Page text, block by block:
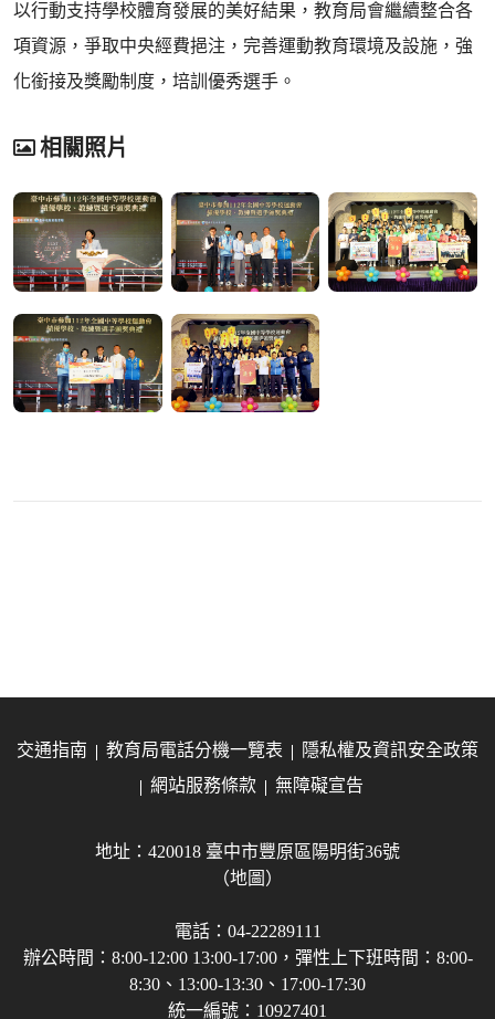
以行動支持學校體育發展的美好結果，教育局會繼續整合各
項資源，爭取中央經費挹注，完善運動教育環境及設施，強
化銜接及獎勵制度，培訓優秀選手。
相關照片
交通指南 教育局電話分機一覽表
隱私權及資訊安全政策
網站服務條款
無障礙宣告
地址：420018 臺中市豐原區陽明街36號
（地圖）
電話：04-22289111
辦公時間：8:00-12:00 13:00-17:00，彈性上下班時間：8:00-
8:30、13:00-13:30、17:00-17:30
統一編號：10927401